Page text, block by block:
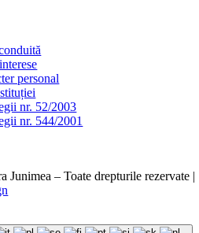
personal
nr. 52/2003
nr. 544/2001
Junimea – Toate drepturile rezervate |